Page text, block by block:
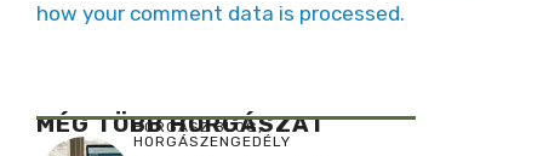
how your comment data is processed.
MÉG TÖBB HORGÁSZAT
HORGÁSZ BLOG,
HORGÁSZENGEDÉLY